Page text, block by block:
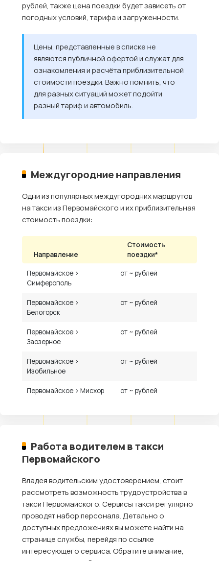
рублей, также цена поездки будет зависеть от
погодных условий, тарифа и загруженности.
Цены, представленные в списке не
являются публичной офертой и служат для
ознакомления и расчёта приблизительной
стоимости поездки. Важно помнить, что
для разных ситуаций может подойти
разный тариф и автомобиль.
Междугородние направления
Одни из популярных междугородних маршрутов
на такси из Первомайского и их приблизительная
стоимость поездки:
Направление
Стоимость
поездки*
Первомайское ›
Симферополь
от ~ рублей
Первомайское ›
Белогорск
от ~ рублей
Первомайское ›
Заозерное
от ~ рублей
Первомайское ›
Изобильное
от ~ рублей
Первомайское › Мисхор от ~ рублей
Работа водителем в такси
Первомайского
Владея водительским удостоверением, стоит
рассмотреть возможность трудоустройства в
такси Первомайского. Сервисы такси регулярно
проводят набор персонала. Детально о
доступных предложениях вы можете найти на
странице службы, перейдя по ссылке
интересующего сервиса. Обратите внимание,